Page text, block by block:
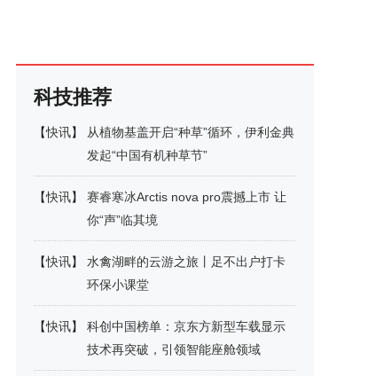
科技推荐
【快讯】
从植物基盖开启“种草”循环，伊利金典
发起“中国有机种草节”
【快讯】
赛睿寒冰Arctis nova pro震撼上市 让
你“声”临其境
【快讯】
水禽湖畔的云游之旅丨足不出户打卡
环保小课堂
【快讯】
科创中国榜单：京东方新型车载显示
技术再突破，引领智能座舱领域